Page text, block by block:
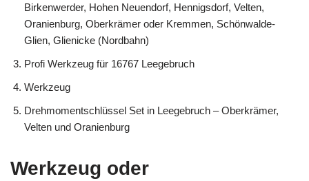
Birkenwerder, Hohen Neuendorf, Hennigsdorf, Velten,
Oranienburg, Oberkrämer oder Kremmen, Schönwalde-
Glien, Glienicke (Nordbahn)
Profi Werkzeug für 16767 Leegebruch
Werkzeug
Drehmomentschlüssel Set in Leegebruch – Oberkrämer,
Velten und Oranienburg
Werkzeug oder